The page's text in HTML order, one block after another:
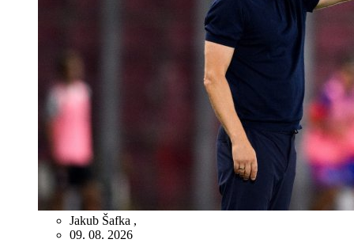
Jakub Šafka ,
09. 08. 2026